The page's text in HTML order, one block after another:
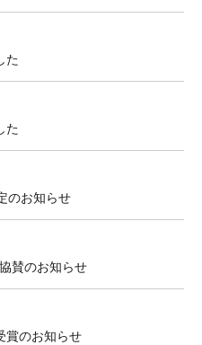
た
た
のお知らせ
賛のお知らせ
賞のお知らせ